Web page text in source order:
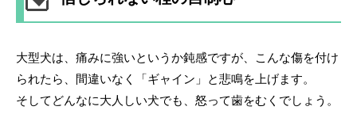
大型犬は、痛みに強いというか鈍感ですが、こんな傷を付け
られたら、間違いなく「ギャイン」と悲鳴を上げます。
そしてどんなに大人しい犬でも、怒って歯をむくでしょう。